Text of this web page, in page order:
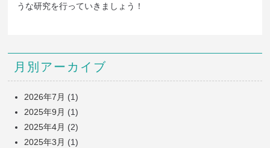
うな研究を行っていきましょう！
月別アーカイブ
2026年7月 (1)
2025年9月 (1)
2025年4月 (2)
2025年3月 (1)